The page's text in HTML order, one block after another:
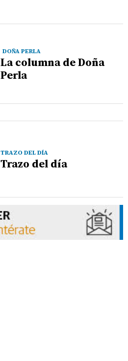
DOÑA PERLA
La columna de Doña
Perla
TRAZO DEL DÍA
Trazo del día